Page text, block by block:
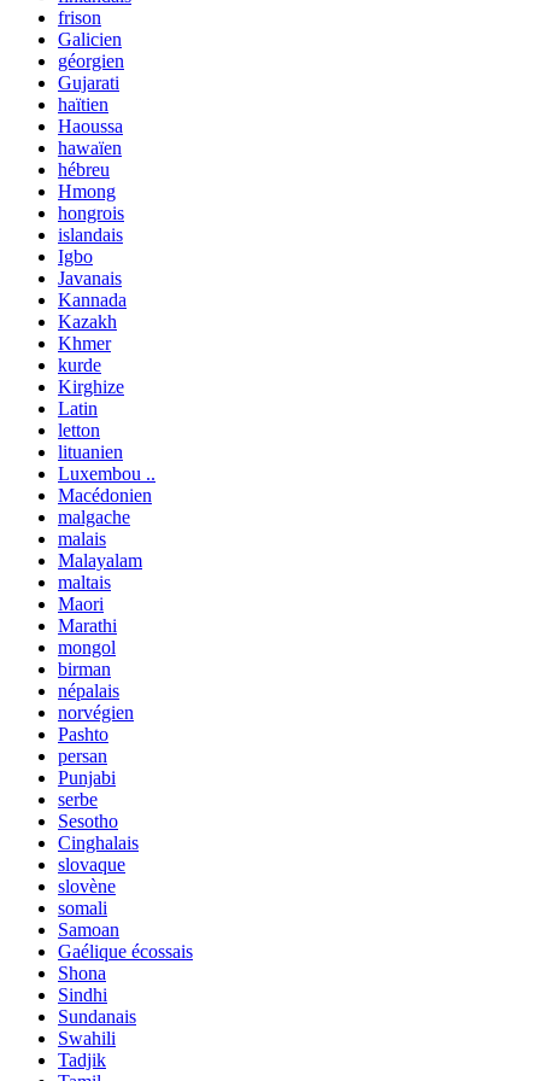
frison
Galicien
géorgien
Gujarati
haïtien
Haoussa
hawaïen
hébreu
Hmong
hongrois
islandais
Igbo
Javanais
Kannada
Kazakh
Khmer
kurde
Kirghize
Latin
letton
lituanien
Luxembou ..
Macédonien
malgache
malais
Malayalam
maltais
Maori
Marathi
mongol
birman
népalais
norvégien
Pashto
persan
Punjabi
serbe
Sesotho
Cinghalais
slovaque
slovène
somali
Samoan
Gaélique écossais
Shona
Sindhi
Sundanais
Swahili
Tadjik